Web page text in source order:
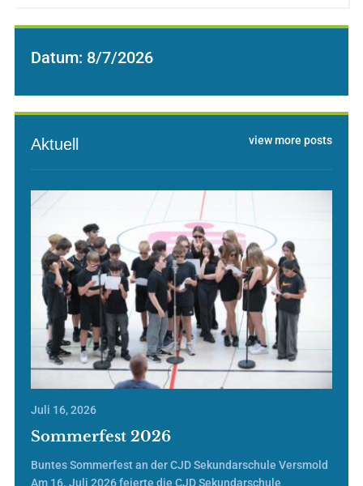
Datum: 8/7/2026
view more posts
Aktuell
Juli 16, 2026
Sommerfest 2026
Buntes Sommerfest an der CJD Sekundarschule Versmold
Am 16. Juli 2026 feierte die CJD Sekundarschule